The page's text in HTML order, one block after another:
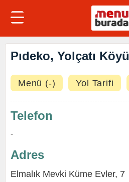
Pıdeko, Yolçatı Köyü
Menü (-) Yol Tarifi
Telefon
-
Adres
Elmalık Mevki Küme Evler, 7